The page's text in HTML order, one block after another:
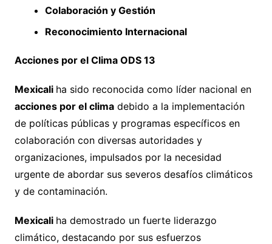
Colaboración y Gestión
Reconocimiento Internacional
Acciones por el Clima ODS 13
Mexicali ha sido reconocida como líder nacional en
acciones por el climadebido a la implementación
de políticas públicas y programas específicos en
colaboración con diversas autoridades y
organizaciones, impulsados por la necesidad
urgente de abordar sus severos desafíos climáticos
y de contaminación.
Mexicali ha demostrado un fuerte liderazgo
climático, destacando por sus esfuerzos